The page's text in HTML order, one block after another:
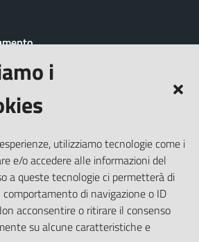
i
utilizziamo tecnologie come i
e/o accedere alle informazioni del
a queste tecnologie ci permetterà di
di navigazione o ID
acconsentire o ritirare il consenso
su alcune caratteristiche e